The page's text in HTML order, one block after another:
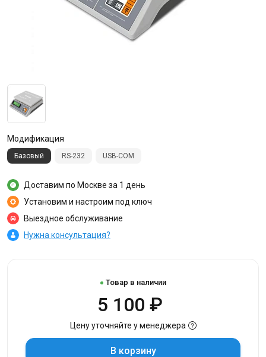
Модификация
Базовый RS-232 USB-COM
Доставим по Москве за 1 день
Установим и настроим под ключ
Выездное обслуживание
Нужна консультация?
Товар в наличии
5 100 ₽
Цену уточняйте у менеджера
В корзину